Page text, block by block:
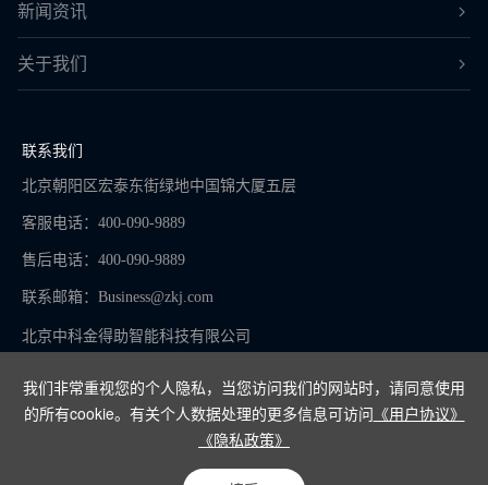
我们非常重视您的个人隐私，当您访问我们的网站时，请同意使用
的所有cookie。有关个人数据处理的更多信息可访问 《用户协议》
《隐私政策》
新闻资讯
关于我们
联系我们
北京朝阳区宏泰东街绿地中国锦大厦五层
客服电话：400-090-9889
售后电话：400-090-9889
联系邮箱： Business@zkj.com
北京中科金得助智能科技有限公司
京ICP备16065273号-9
Copyright © 2024